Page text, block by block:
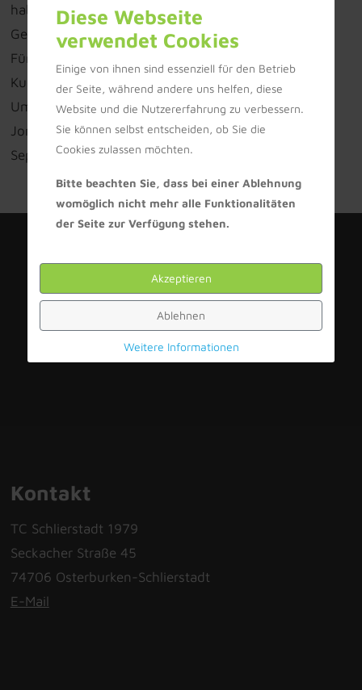
haben, unabhängig von Alter, Leistungsklasse,
Geschlecht,…..
Für Verpflegung ist bestens gesorgt.
Kuchenspenden sind wie immer willkommen.
Um besser planen zu können, bitte Anmeldung bei
Jonas oder Michael Eberle bis zum Mittwoch, 28.
September 2022.
Kontakt
TC Schlierstadt 1979
Seckacher Straße 45
74706 Osterburken-Schlierstadt
E-Mail
Diese Webseite
verwendet Cookies
Einige von ihnen sind essenziell für den Betrieb
der Seite, während andere uns helfen, diese
Website und die Nutzererfahrung zu verbessern.
Sie können selbst entscheiden, ob Sie die
Cookies zulassen möchten.
Bitte beachten Sie, dass bei einer Ablehnung
womöglich nicht mehr alle Funktionalitäten
der Seite zur Verfügung stehen.
Akzeptieren
Ablehnen
Weitere Informationen